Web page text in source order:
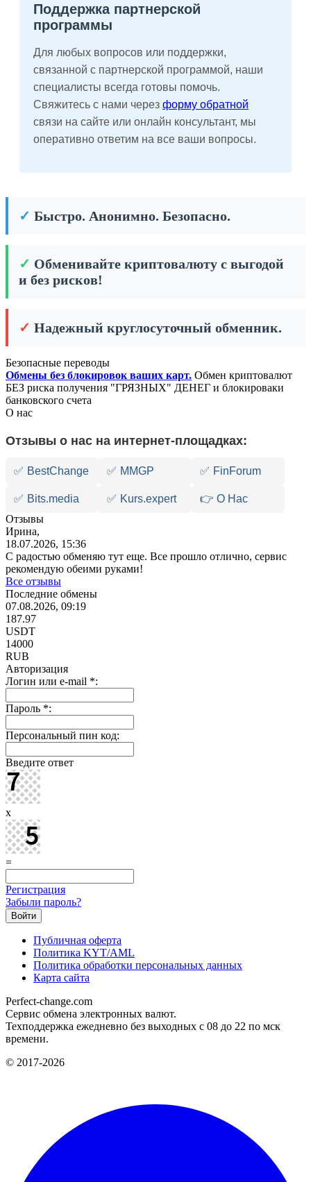
Поддержка партнерской
программы
Для любых вопросов или поддержки,
связанной с партнерской программой, наши
специалисты всегда готовы помочь.
Свяжитесь с нами через форму обратной
связи на сайте или онлайн консультант, мы
оперативно ответим на все ваши вопросы.
✓ Быстро. Анонимно. Безопасно.
✓ Обменивайте криптовалюту с выгодой
и без рисков!
✓ Надежный круглосуточный обменник.
Безопасные переводы
Обмены без блокировок ваших карт. Обмен криптовалют
БЕЗ риска получения "ГРЯЗНЫХ" ДЕНЕГ и блокироваки
банковского счета
О нас
Отзывы о нас на интернет-площадках:
✅ BestChange ✅ MMGP ✅ FinForum
✅ Bits.media ✅ Kurs.expert
👉 О Нас
Отзывы
Ирина,
18.07.2026, 15:36
С радостью обменяю тут еще. Все прошло отлично, сервис
рекомендую обеими руками!
Все отзывы
Последние обмены
07.08.2026, 09:19
187.97
USDT
14000
RUB
Авторизация
Логин или e-mail *:
Пароль *:
Персональный пин код:
Введите ответ
x
=
Регистрация
Забыли пароль?
Публичная оферта
Политика KYT/AML
Политика обработки персональных данных
Карта сайта
Perfect-change.com
Сервис обмена электронных валют.
Техподдержка ежедневно без выходных с 08 до 22 по мск
времени.
© 2017-2026